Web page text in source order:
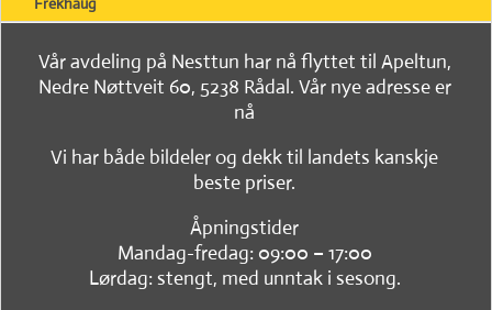
Vår avdeling på Nesttun har nå flyttet til Apeltun,
Nedre Nøttveit 60, 5238 Rådal. Vår nye adresse er
nå
Vi har både bildeler og dekk til landets kanskje
beste priser.
Åpningstider
Mandag-fredag: 09:00 – 17:00
Lørdag: stengt, med unntak i sesong.